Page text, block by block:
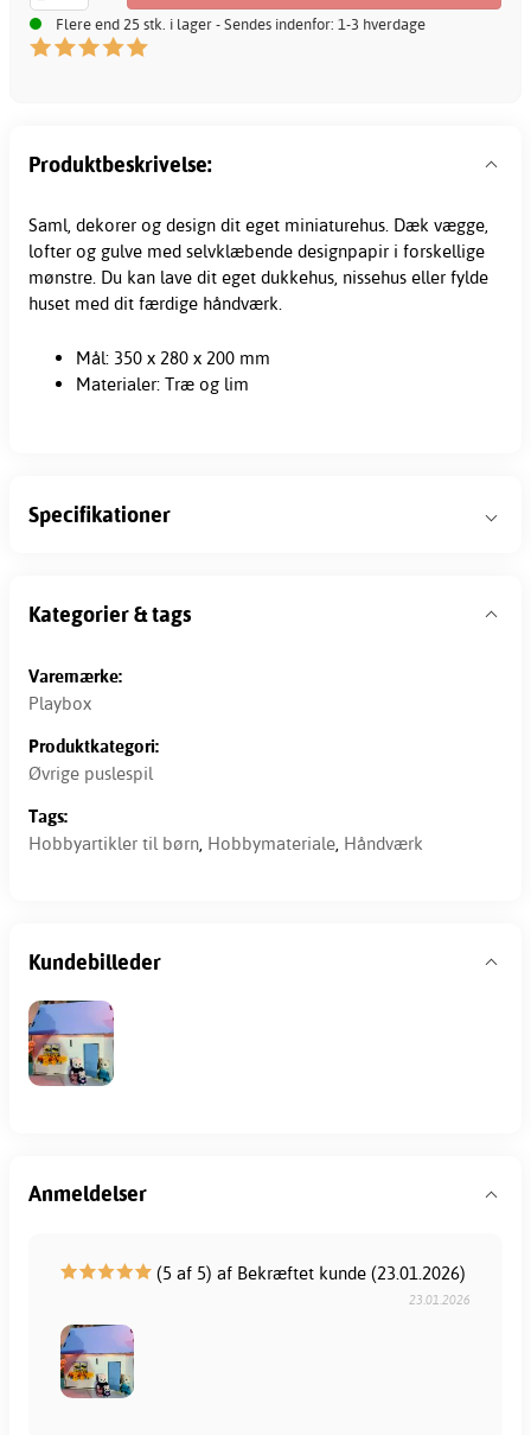
Flere end 25 stk. i lager - Sendes indenfor: 1-3 hverdage
Produktbeskrivelse:
Saml, dekorer og design dit eget miniaturehus. Dæk vægge,
lofter og gulve med selvklæbende designpapir i forskellige
mønstre. Du kan lave dit eget dukkehus, nissehus eller fylde
huset med dit færdige håndværk.
Mål: 350 x 280 x 200 mm
Materialer: Træ og lim
Specifikationer
Kategorier & tags
Varemærke:
Playbox
Produktkategori:
Øvrige puslespil
Tags:
Hobbyartikler til børn, Hobbymateriale, Håndværk
Kundebilleder
Anmeldelser
(5 af 5) af Bekræftet kunde (23.01.2026)
23.01.2026